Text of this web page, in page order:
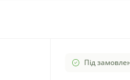
Під